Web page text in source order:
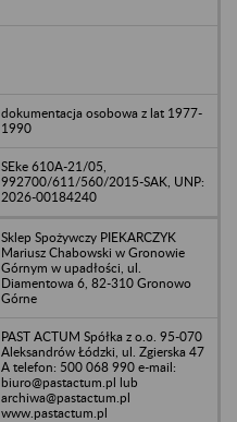
dokumentacja osobowa z lat 1977-
1990
SEke 610A-21/05,
992700/611/560/2015-SAK, UNP:
2026-00184240
Sklep Spożywczy PIEKARCZYK
Mariusz Chabowski w Gronowie
Górnym w upadłości, ul.
Diamentowa 6, 82-310 Gronowo
Górne
PAST ACTUM Spółka z o.o. 95-070
Aleksandrów Łódzki, ul. Zgierska 47
A telefon: 500 068 990 e-mail:
biuro@pastactum.pl lub
archiwa@pastactum.pl
www.pastactum.pl